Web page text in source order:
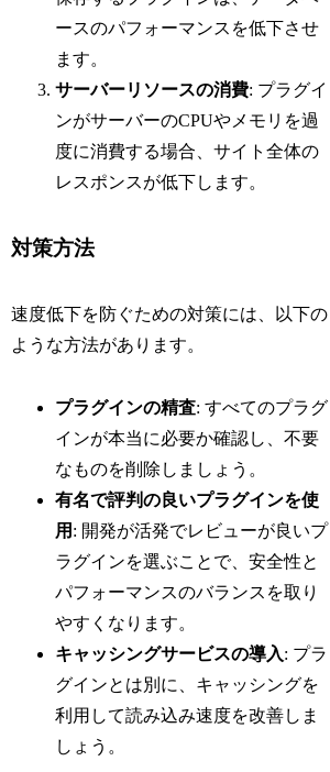
ースのパフォーマンスを低下させ
ます。
サーバーリソースの消費: プラグイ
ンがサーバーのCPUやメモリを過
度に消費する場合、サイト全体の
レスポンスが低下します。
対策方法
速度低下を防ぐための対策には、以下の
ような方法があります。
プラグインの精査: すべてのプラグ
インが本当に必要か確認し、不要
なものを削除しましょう。
有名で評判の良いプラグインを使
用 : 開発が活発でレビューが良いプ
ラグインを選ぶことで、安全性と
パフォーマンスのバランスを取り
やすくなります。
キャッシングサービスの導入: プラ
グインとは別に、キャッシングを
利用して読み込み速度を改善しま
しょう。